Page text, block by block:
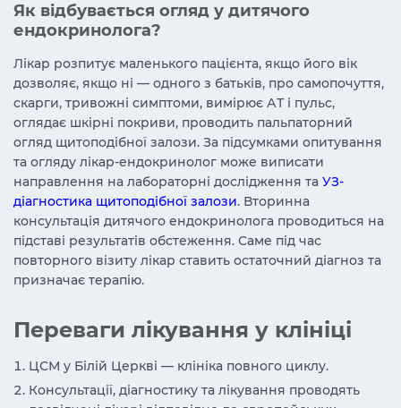
Як відбувається огляд у дитячого
ендокринолога?
Лікар розпитує маленького пацієнта, якщо його вік
дозволяє, якщо ні — одного з батьків, про самопочуття,
скарги, тривожні симптоми, вимірює АТ і пульс,
оглядає шкірні покриви, проводить пальпаторний
огляд щитоподібної залози. За підсумками опитування
та огляду лікар-ендокринолог може виписати
направлення на лабораторні дослідження та УЗ-
діагностика щитоподібної залози. Вторинна
консультація дитячого ендокринолога проводиться на
підставі результатів обстеження. Саме під час
повторного візиту лікар ставить остаточний діагноз та
призначає терапію.
Переваги лікування у клініці
ЦСМ у Білій Церкві — клініка повного циклу.
Консультації, діагностику та лікування проводять